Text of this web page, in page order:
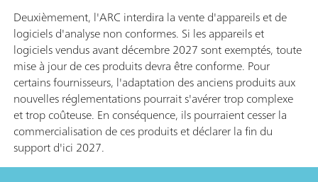
Deuxièmement, l'ARC interdira la vente d'appareils et de
logiciels d'analyse non conformes. Si les appareils et
logiciels vendus avant décembre 2027 sont exemptés, toute
mise à jour de ces produits devra être conforme. Pour
certains fournisseurs, l'adaptation des anciens produits aux
nouvelles réglementations pourrait s'avérer trop complexe
et trop coûteuse. En conséquence, ils pourraient cesser la
commercialisation de ces produits et déclarer la fin du
support d'ici 2027.